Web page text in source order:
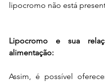
lipocromo não está
Lipocromo e sua
alimentação:
Assim, é possível